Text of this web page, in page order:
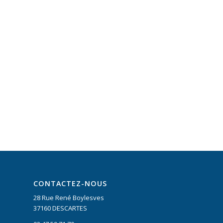
CONTACTEZ-NOUS
28 Rue René Boylesves
37160 DESCARTES